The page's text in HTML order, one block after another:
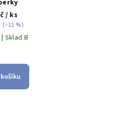
/ ks
(–11 %)
Sklad B